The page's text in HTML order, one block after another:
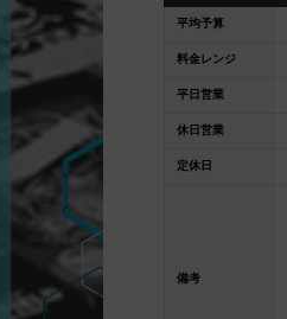
平均予算
料金レンジ
平日営業
休日営業
定休日
備考